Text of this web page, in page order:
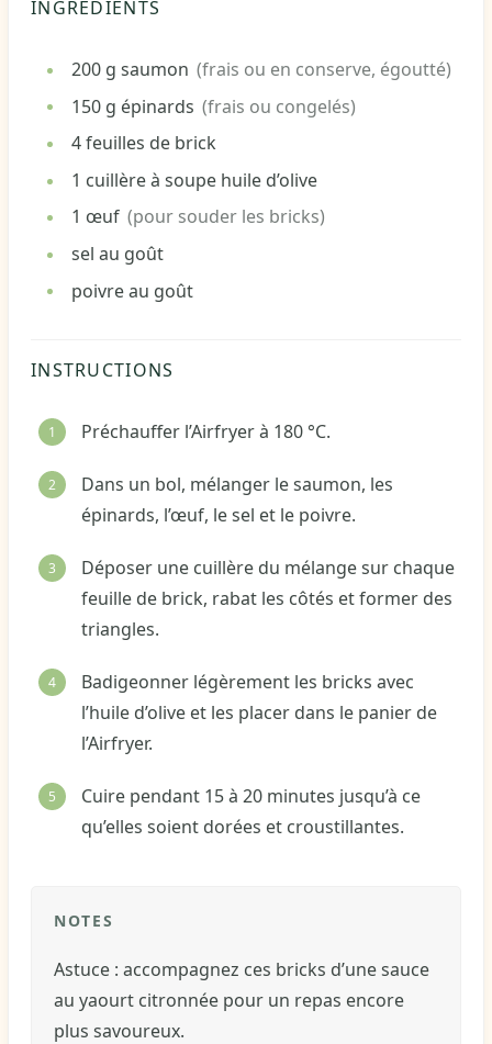
INGRÉDIENTS
200 g saumon (frais ou en conserve, égoutté)
150 g épinards (frais ou congelés)
4feuilles de brick
1 cuillère à soupe huile d’olive
1 œuf (pour souder les bricks)
sel au goût
poivreau goût
INSTRUCTIONS
Préchauffer l’Airfryer à 180 °C.
Dans un bol, mélanger le saumon, les
épinards, l’œuf, le sel et le poivre.
Déposer une cuillère du mélange sur chaque
feuille de brick, rabat les côtés et former des
triangles.
Badigeonner légèrement les bricks avec
l’huile d’olive et les placer dans le panier de
l’Airfryer.
Cuire pendant 15 à 20 minutes jusqu’à ce
qu’elles soient dorées et croustillantes.
NOTES
Astuce : accompagnez ces bricks d’une sauce
au yaourt citronnée pour un repas encore
plus savoureux.